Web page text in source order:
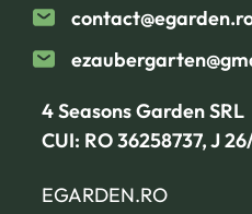
4 Seasons Garden SRL
CUI: RO 36258737, J
EGARDEN.RO